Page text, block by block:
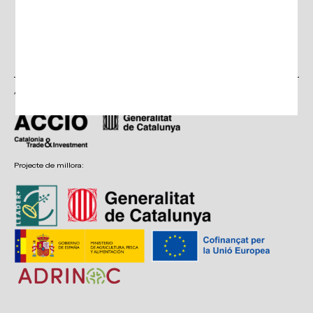
Amb el suport de:
Projecte de millora: